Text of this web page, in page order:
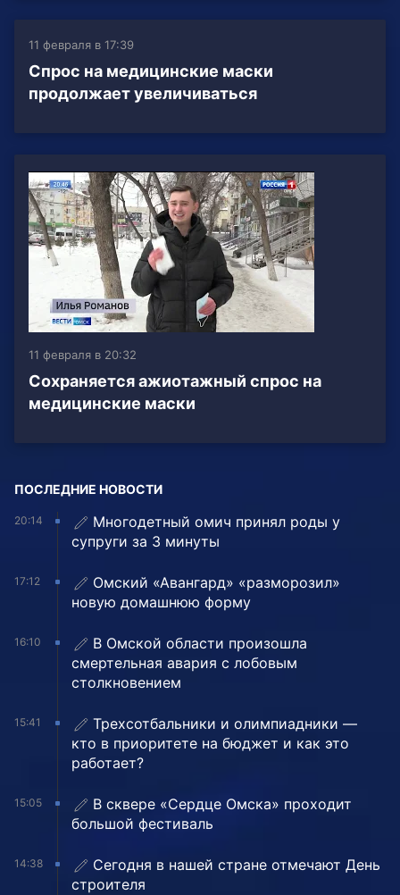
11 февраля в 17:39
Спрос на медицинские маски
продолжает увеличиваться
11 февраля в 20:32
Сохраняется ажиотажный спрос на
медицинские маски
ПОСЛЕДНИЕ НОВОСТИ
20:14
Многодетный омич принял роды у
супруги за 3 минуты
17:12
Омский «Авангард» «разморозил»
новую домашнюю форму
16:10
В Омской области произошла
смертельная авария с лобовым
столкновением
15:41
Трехсотбальники и олимпиадники —
кто в приоритете на бюджет и как это
работает?
15:05
В сквере «Сердце Омска» проходит
большой фестиваль
14:38
Сегодня в нашей стране отмечают День
строителя